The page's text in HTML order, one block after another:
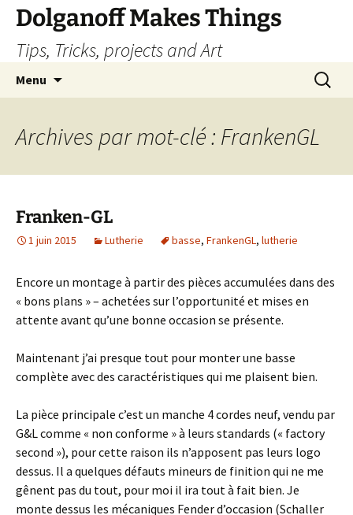
Dolganoff Makes Things
Tips, Tricks, projects and Art
Menu
Archives par mot-clé : FrankenGL
Franken-GL
1 juin 2015 Lutherie basse, FrankenGL, lutherie
Encore un montage à partir des pièces accumulées dans des
« bons plans » – achetées sur l’opportunité et mises en
attente avant qu’une bonne occasion se présente.
Maintenant j’ai presque tout pour monter une basse
complète avec des caractéristiques qui me plaisent bien.
La pièce principale c’est un manche 4 cordes neuf, vendu par
G&L comme « non conforme » à leurs standards (« factory
second »), pour cette raison ils n’apposent pas leurs logo
dessus. Il a quelques défauts mineurs de finition qui ne me
gênent pas du tout, pour moi il ira tout à fait bien. Je
monte dessus les mécaniques Fender d’occasion (Schaller